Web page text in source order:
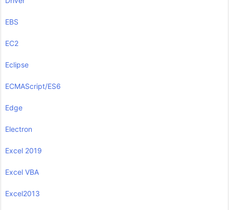
EBS
EC2
Eclipse
ECMAScript/ES6
Edge
Electron
Excel 2019
Excel VBA
Excel2013